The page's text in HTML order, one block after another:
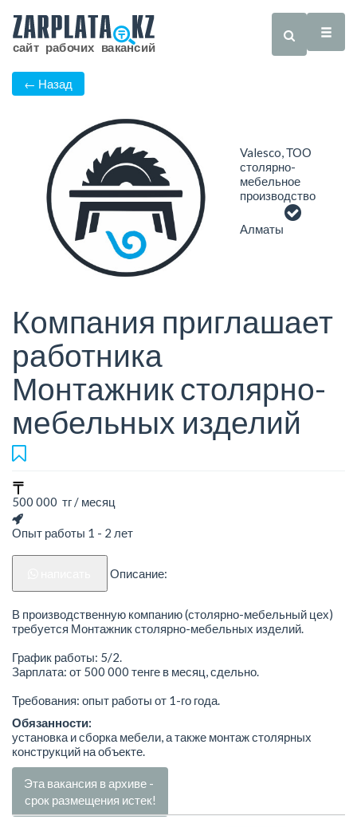
← Назад
Valesco, ТОО
столярно-
мебельное
производство
Алматы
Компания приглашает
работника
Монтажник столярно-
мебельных изделий
500 000 тг / месяц
Опыт работы 1 - 2 лет
Описание:
В производственную компанию (столярно-мебельный цех)
требуется Монтажник столярно-мебельных изделий.
График работы: 5/2.
Зарплата: от 500 000 тенге в месяц, сдельно.
Требования: опыт работы от 1-го года.
Обязанности:
установка и сборка мебели, а также монтаж столярных
конструкций на объекте.
Эта вакансия в архиве -
срок размещения истек!